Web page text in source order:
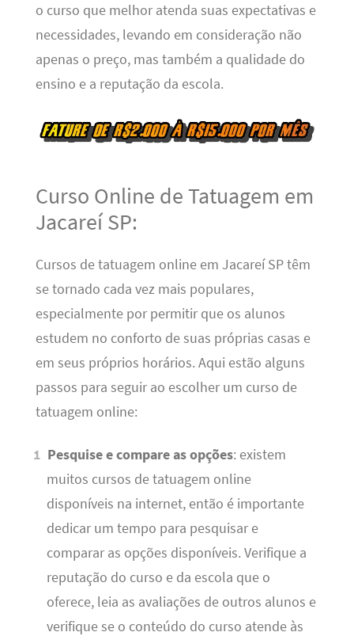
o curso que melhor atenda suas expectativas e
necessidades, levando em consideração não
apenas o preço, mas também a qualidade do
ensino e a reputação da escola.
Curso Online de Tatuagem em
Jacareí SP:
Cursos de tatuagem online em Jacareí SP têm
se tornado cada vez mais populares,
especialmente por permitir que os alunos
estudem no conforto de suas próprias casas e
em seus próprios horários. Aqui estão alguns
passos para seguir ao escolher um curso de
tatuagem online:
Pesquise e compare as opções: existem
muitos cursos de tatuagem online
disponíveis na internet, então é importante
dedicar um tempo para pesquisar e
comparar as opções disponíveis. Verifique a
reputação do curso e da escola que o
oferece, leia as avaliações de outros alunos e
verifique se o conteúdo do curso atende às